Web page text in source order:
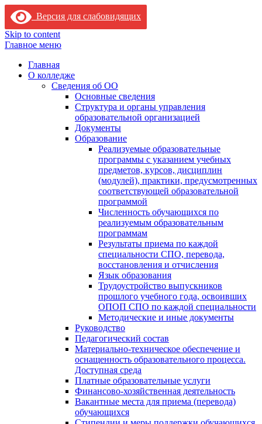
Версия для слабовидящих
Skip to content
Главное меню
Главная
О колледже
Сведения об ОО
Основные сведения
Структура и органы управления
образовательной организацией
Документы
Образование
Реализуемые образовательные
программы с указанием учебных
предметов, курсов, дисциплин
(модулей), практики, предусмотренных
соответствующей образовательной
программой
Численность обучающихся по
реализуемым образовательным
программам
Результаты приема по каждой
специальности СПО, перевода,
восстановления и отчисления
Язык образования
Трудоустройство выпускников
прошлого учебного года, освоивших
ОПОП СПО по каждой специальности
Методические и иные документы
Руководство
Педагогический состав
Материально-техническое обеспечение и
оснащенность образовательного процесса.
Доступная среда
Платные образовательные услуги
Финансово-хозяйственная деятельность
Вакантные места для приема (перевода)
обучающихся